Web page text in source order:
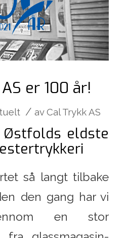
er 100 år!
/ avCal Trykk AS
Østfolds eldste
så langt tilbake
den gang har vi
en stor